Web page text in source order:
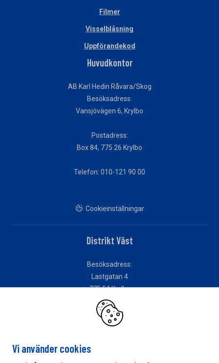
Filmer
Visselblåsning
Uppförandekod
Huvudkontor
AB Karl Hedin Råvara/Skog
Besöksadress:
Vansjövägen 6, Krylbo
Postadress:
Box 84, 775 26 Krylbo
Telefon: 010-121 90 00
Cookieinställningar
Distrikt Väst
Besöksadress:
Lastgatan 4
775 54 Krylbo
Vi använder cookies